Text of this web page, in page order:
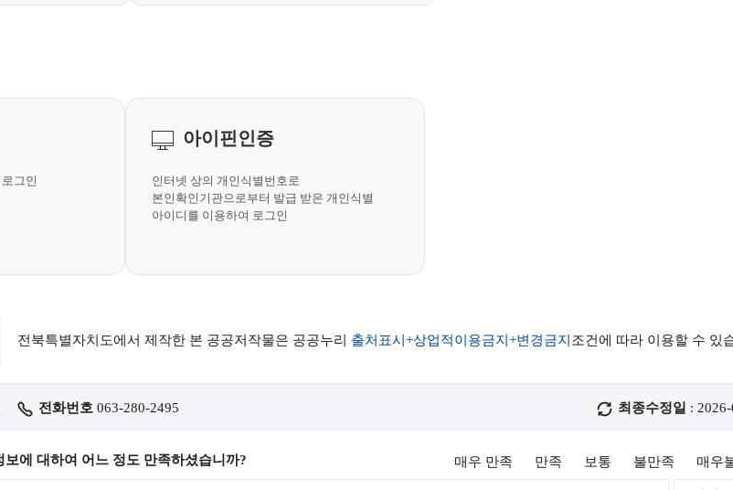
그인
인터넷 상의 개인식별번호로
본인확인기관으로부터 발급 받은 개인식별
아이디를 이용하여 로그인
아이핀인증
전북특별자치도에서 제작한 본 공공저작물은 공공누리 출처표시+상업적이용금지+변경금지 조건에 따라 이용할 수 있
전화번호 063-280-2495 최종수정일 :
에 대하여 어느 정도 만족하셨습니까? 매우 만족 만족 보통 불만족 매우